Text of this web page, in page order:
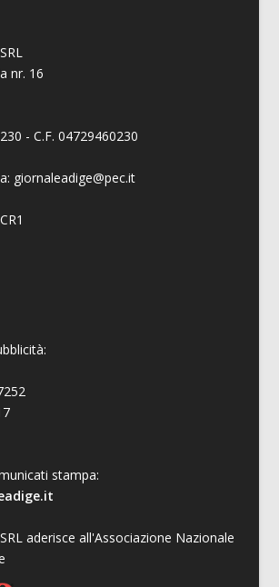
nr. 16
- C.F. 04729460230
giornaleadige@pec.it
stampa:
aderisce all'Associazione Nazionale